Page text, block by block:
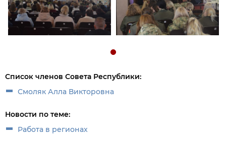
Список членов Совета Республики:
Смоляк Алла Викторовна
Новости по теме:
Работа в регионах